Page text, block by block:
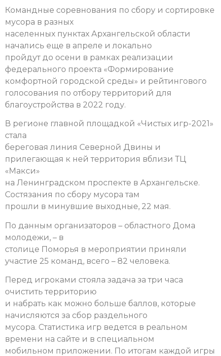
Командные соревнования по сбору и сортировке
мусора в разных
населенных пунктах Архангельской области
начались еще в апреле и локально
пройдут до осени в рамках реализации
федерального проекта «Формирование
комфортной городской среды» и рейтингового
голосования по отбору территорий для
благоустройства в 2022 году.
В регионе главной площадкой «Чистых игр-2021»
стала
береговая линия Северной Двины и
прилегающая к ней территория вблизи ТЦ
«Макси»
на Ленинградском проспекте в Архангельске.
Состязания по сбору мусора там
прошли в минувшие выходные, 22 мая.
По данным организаторов – областного Дома
молодежи, – в
столице Поморья в мероприятии приняли
участие 25 команд, всего – 82 человека.
Перед игроками стояла задача за три часа
очистить территорию
и набрать как можно больше баллов, которые
начисляются за сбор раздельного
мусора. Статистика игр ведется в реальном
времени на сайте и в специальном
мобильном приложении. По итогам каждой игры